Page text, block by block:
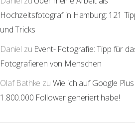
Hochzeitsfotograf in Hamburg: 121
und Tricks
Daniel zu Event- Fotografie: Tipp für
Fotografieren von Menschen
Olaf Bathke zu Wie ich auf Google Plus
1.800.000 Follower generiert habe!